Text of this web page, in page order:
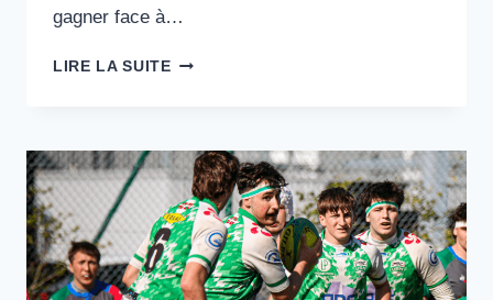
gagner face à…
LIRE LA SUITEUN
NOS
JUNIORS